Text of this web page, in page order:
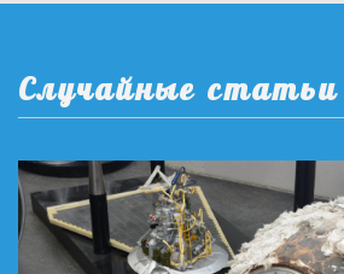
Случайные статьи